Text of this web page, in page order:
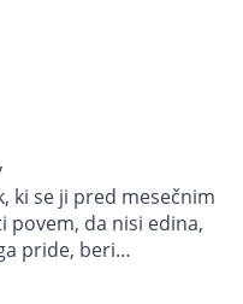
ki se ji pred mesečnim
povem, da nisi edina,
pride, beri…